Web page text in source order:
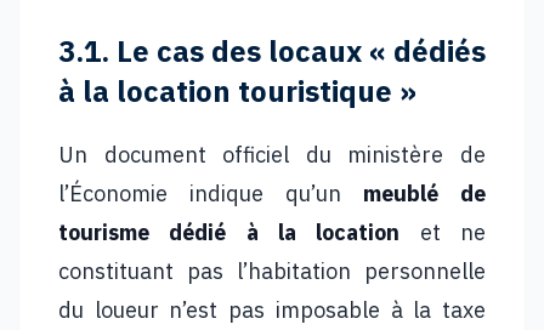
3.1. Le cas des locaux « dédiés
à la location touristique »
Un document officiel du ministère de
l’Économie indique qu’un meublé de
tourisme dédié à la location et ne
constituant pas l’habitation personnelle
du loueur n’est pas imposable à la taxe